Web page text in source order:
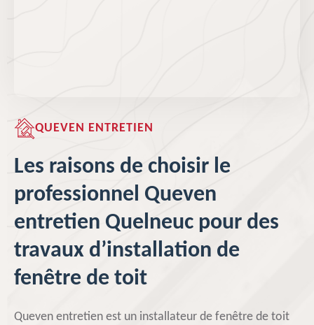
QUEVEN ENTRETIEN
Les raisons de choisir le
professionnel Queven
entretien Quelneuc pour des
travaux d’installation de
fenêtre de toit
Queven entretien est un installateur de fenêtre de toit